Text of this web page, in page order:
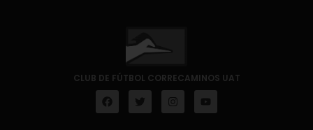
CLUB DE FÚTBOL CORRECAMINOS UAT